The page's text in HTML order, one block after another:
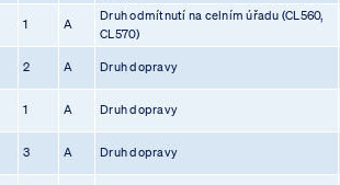
1 A
Druh odmítnutí na celním úřadu (CL560,
CL570)
2 A Druh dopravy
1 A Druh dopravy
3 A Druh dopravy